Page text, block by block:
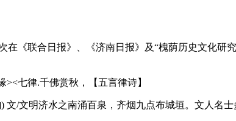
联合日报》、《济南日报》及“槐荫历史文化研究
七律.千佛赏秋，【五言律诗】
/文明济水之南涌百泉，齐烟九点布城垣。文人名士